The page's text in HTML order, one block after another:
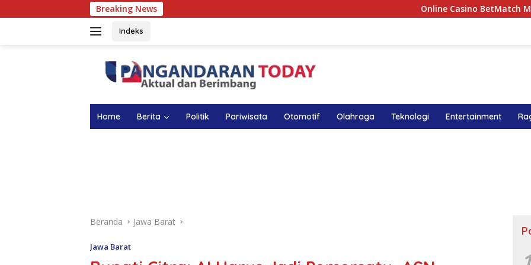
ke
Breaking News Online Casino BetMatch Magyar
Indeks
Home Berita Politik Pariwisata Otomotif Olahraga Teknologi Entertainment
Beranda Jawa Barat
Jawa Barat